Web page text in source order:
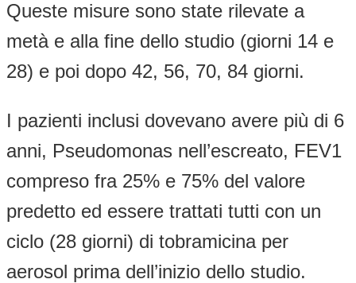
Queste misure sono state rilevate a
metà e alla fine dello studio (giorni 14 e
28) e poi dopo 42, 56, 70, 84 giorni.
I pazienti inclusi dovevano avere più di 6
anni, Pseudomonas nell’escreato, FEV1
compreso fra 25% e 75% del valore
predetto ed essere trattati tutti con un
ciclo (28 giorni) di tobramicina per
aerosol prima dell’inizio dello studio.